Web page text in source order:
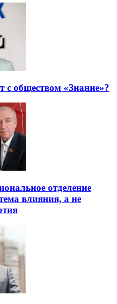
с обществом «Знание»?
отделение
влияния, а не